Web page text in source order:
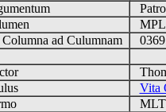
ad Culumnam
Vita
MLT